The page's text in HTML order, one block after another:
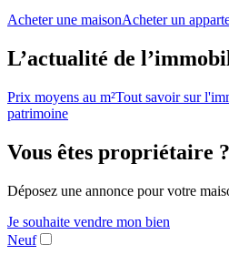
Acheter une maisonAcheter un
L’actualité de
Prix moyens au m²Tout savoir sur
patrimoine
Vous êtes propriétaire ?
Déposez une annonce pour votre
Je souhaite vendre mon bien
Neuf